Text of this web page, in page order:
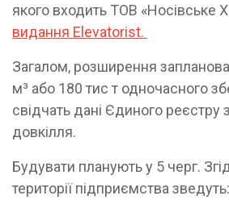
якого входить ТОВ «Носівське
видання Elevatorist.
Загалом, розширення
м³ або 180 тис т одночасного
свідчать дані Єдиного реєстру
довкілля.
Будувати планують у 5 черг.
території підприємства зведуть: